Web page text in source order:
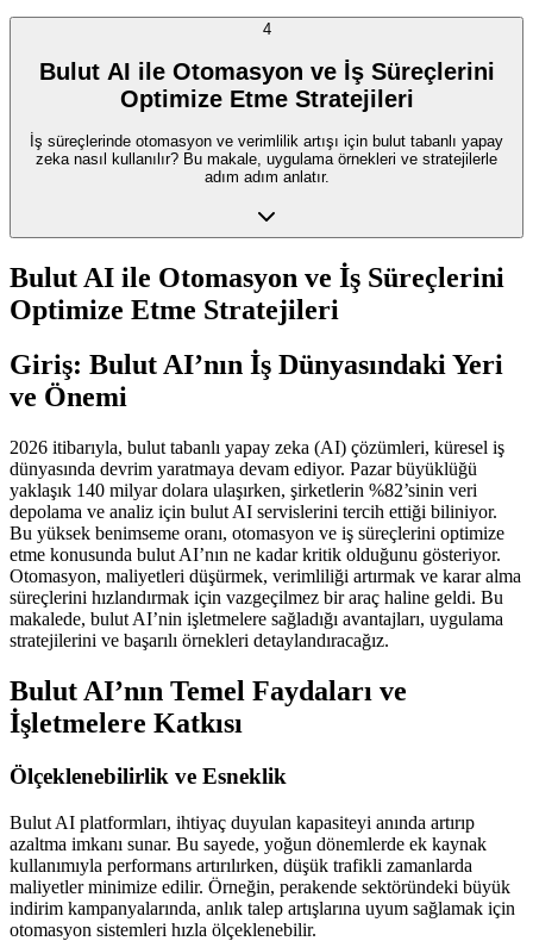
4
Bulut AI ile Otomasyon ve İş Süreçlerini
Optimize Etme Stratejileri
İş süreçlerinde otomasyon ve verimlilik artışı için bulut tabanlı yapay
zeka nasıl kullanılır? Bu makale, uygulama örnekleri ve stratejilerle
adım adım anlatır.
Bulut AI ile Otomasyon ve İş Süreçlerini
Optimize Etme Stratejileri
Giriş: Bulut AI’nın İş Dünyasındaki Yeri
ve Önemi
2026 itibarıyla, bulut tabanlı yapay zeka (AI) çözümleri, küresel iş
dünyasında devrim yaratmaya devam ediyor. Pazar büyüklüğü
yaklaşık 140 milyar dolara ulaşırken, şirketlerin %82’sinin veri
depolama ve analiz için bulut AI servislerini tercih ettiği biliniyor.
Bu yüksek benimseme oranı, otomasyon ve iş süreçlerini optimize
etme konusunda bulut AI’nın ne kadar kritik olduğunu gösteriyor.
Otomasyon, maliyetleri düşürmek, verimliliği artırmak ve karar alma
süreçlerini hızlandırmak için vazgeçilmez bir araç haline geldi. Bu
makalede, bulut AI’nin işletmelere sağladığı avantajları, uygulama
stratejilerini ve başarılı örnekleri detaylandıracağız.
Bulut AI’nın Temel Faydaları ve
İşletmelere Katkısı
Ölçeklenebilirlik ve Esneklik
Bulut AI platformları, ihtiyaç duyulan kapasiteyi anında artırıp
azaltma imkanı sunar. Bu sayede, yoğun dönemlerde ek kaynak
kullanımıyla performans artırılırken, düşük trafikli zamanlarda
maliyetler minimize edilir. Örneğin, perakende sektöründeki büyük
indirim kampanyalarında, anlık talep artışlarına uyum sağlamak için
otomasyon sistemleri hızla ölçeklenebilir.